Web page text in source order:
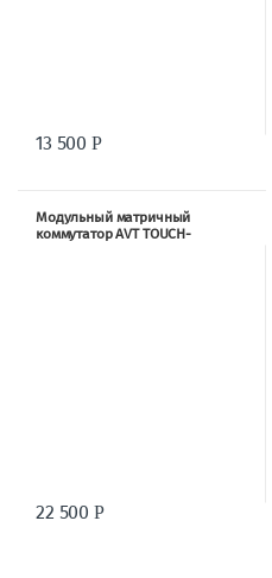
13 500Р
Модульный матричный
коммутатор AVT TOUCH-
22 500Р